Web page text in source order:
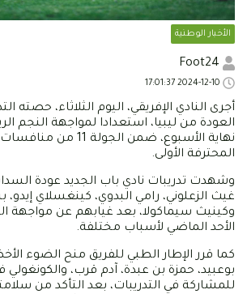
الأخبار الوطنية
أجرى النادي الإفريقي، اليوم الثلاثاء، حصته
العودة من ليبيا، استعدادا لمواجهة النجم
نهاية الأسبوع، ضمن
المحترفة الأولى.
وشهدت تدريبات نادي باب الجديد عودة
غيث الزعلوني، رامي البدوي، كينغسلاي إيدو،
وكينيث سيماكولا، بعد غيابهم عن مواجهة
الأحد الماضي لأسباب مختلفة.
كما قرر الإطار الطبي للفريق منح الضوء
بوعبيد، حمزة بن عبدة، آدم قرب، والكونغولي
للمشاركة في التدريبات، بعد التأكد من